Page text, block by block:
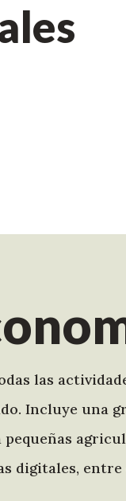
las
Incluye una
pequeñas
digitales, entre